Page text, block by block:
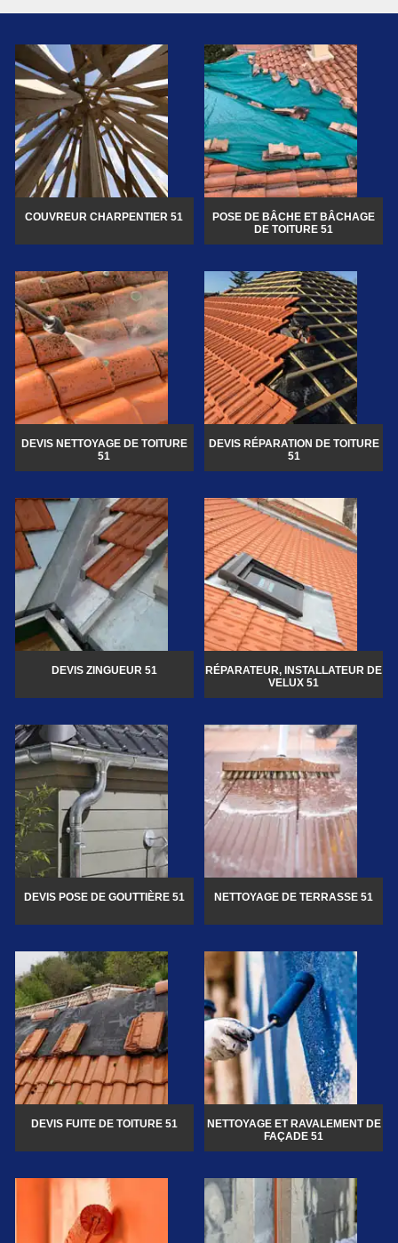
COUVREUR CHARPENTIER 51
POSE DE BÂCHE ET BÂCHAGE
DE TOITURE 51
DEVIS NETTOYAGE DE TOITURE
51
DEVIS RÉPARATION DE TOITURE
51
DEVIS ZINGUEUR 51
RÉPARATEUR, INSTALLATEUR DE
VELUX 51
DEVIS POSE DE GOUTTIÈRE 51 NETTOYAGE DE TERRASSE 51
DEVIS FUITE DE TOITURE 51
NETTOYAGE ET RAVALEMENT DE
FAÇADE 51